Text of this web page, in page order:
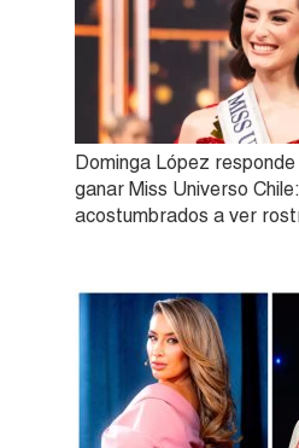
Dominga López
ganar Miss Universo
acostumbrados a ver